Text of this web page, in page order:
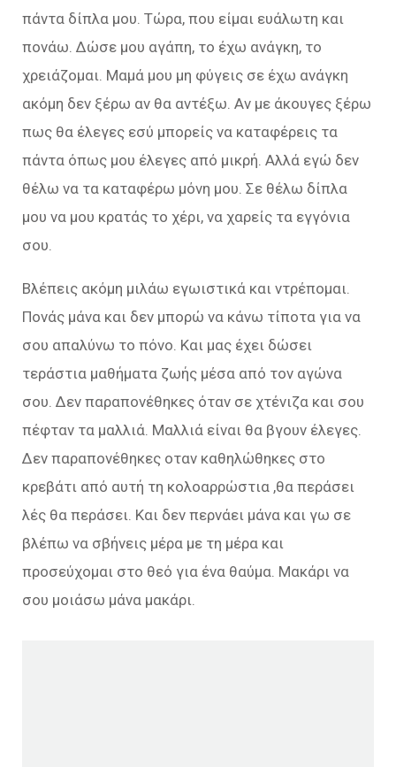
πάντα δίπλα μου. Τώρα, που είμαι ευάλωτη και
πονάω. Δώσε μου αγάπη, το έχω ανάγκη, το
χρειάζομαι. Μαμά μου μη φύγεις σε έχω ανάγκη
ακόμη δεν ξέρω αν θα αντέξω. Αν με άκουγες ξέρω
πως θα έλεγες εσύ μπορείς να καταφέρεις τα
πάντα όπως μου έλεγες από μικρή. Αλλά εγώ δεν
θέλω να τα καταφέρω μόνη μου. Σε θέλω δίπλα
μου να μου κρατάς το χέρι, να χαρείς τα εγγόνια
σου.
Βλέπεις ακόμη μιλάω εγωιστικά και ντρέπομαι.
Πονάς μάνα και δεν μπορώ να κάνω τίποτα για να
σου απαλύνω το πόνο. Και μας έχει δώσει
τεράστια μαθήματα ζωής μέσα από τον αγώνα
σου. Δεν παραπονέθηκες όταν σε χτένιζα και σου
πέφταν τα μαλλιά. Μαλλιά είναι θα βγουν έλεγες.
Δεν παραπονέθηκες οταν καθηλώθηκες στο
κρεβάτι από αυτή τη κολοαρρώστια ,θα περάσει
λές θα περάσει. Και δεν περνάει μάνα και γω σε
βλέπω να σβήνεις μέρα με τη μέρα και
προσεύχομαι στο θεό για ένα θαύμα. Μακάρι να
σου μοιάσω μάνα μακάρι.